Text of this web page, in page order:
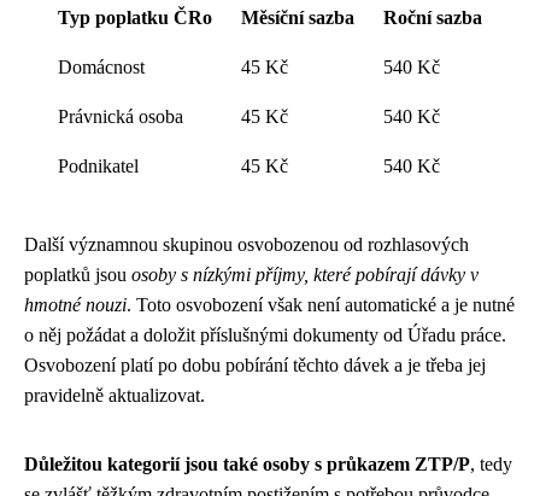
Typ poplatku ČRo Měsíční sazba Roční sazba
Domácnost 45 Kč 540 Kč
Právnická osoba 45 Kč 540 Kč
Podnikatel 45 Kč 540 Kč
Další významnou skupinou osvobozenou od rozhlasových
poplatků jsou osoby s nízkými příjmy, které pobírají dávky v
hmotné nouzi. Toto osvobození však není automatické a je nutné
o něj požádat a doložit příslušnými dokumenty od Úřadu práce.
Osvobození platí po dobu pobírání těchto dávek a je třeba jej
pravidelně aktualizovat.
Důležitou kategorií jsou také osoby s průkazem ZTP/P, tedy